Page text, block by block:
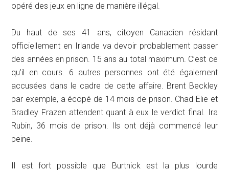
opéré des jeux en ligne de manière illégal.
Du haut de ses 41 ans, citoyen Canadien résidant
officiellement en Irlande va devoir probablement passer
des années en prison. 15 ans au total maximum. C’est ce
qu’il en cours. 6 autres personnes ont été également
accusées dans le cadre de cette affaire. Brent Beckley
par exemple, a écopé de 14 mois de prison. Chad Elie et
Bradley Frazen attendent quant à eux le verdict final. Ira
Rubin, 36 mois de prison. Ils ont déjà commencé leur
peine.
Il est fort possible que Burtnick est la plus lourde